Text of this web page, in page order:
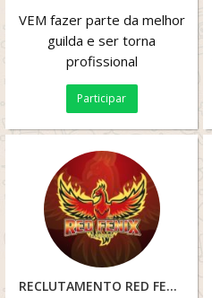
VEM fazer parte da melhor
guilda e ser torna
profissional
Participar
RECLUTAMENTO RED FENIX